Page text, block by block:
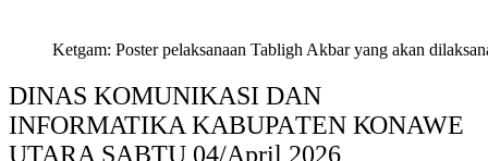
Ketgam: Poster pelaksanaan Tabligh Akbar yang akan
DINAS KOMUNIKASI DAN
INFORMATIKA KABUPAΤΕΝ ΚΟNAWE
UTARA SABTU 04/April 2026